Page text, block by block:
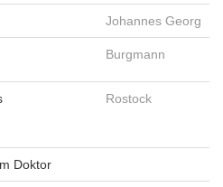
Johannes Georg
Burgmann
Rostock
Doktor